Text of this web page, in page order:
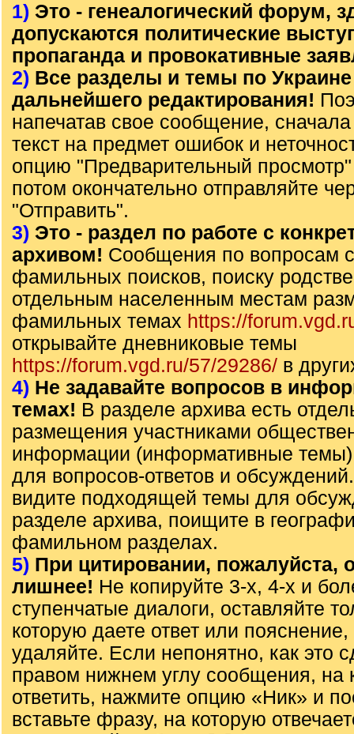
1) Это - генеалогический форум,
допускаются политические
пропаганда и провокативные
2) Все разделы и темы по
дальнейшего редактирования!
напечатав свое сообщение, сначала
текст на предмет ошибок и
опцию "Предварительный просмотр"
потом окончательно отправляйте
"Отправить".
3) Это - раздел по работе с
архивом! Сообщения по вопросам
фамильных поисков, поиску
отдельным населенным местам
фамильных темах https://
открывайте дневниковые темы
https://forum.vgd.ru/57/29286/ в
4) Не задавайте вопросов в
темах! В разделе архива есть
размещения участниками
информации (информативные
для вопросов-ответов и
видите подходящей темы для
разделе архива, поищите в
фамильном разделах.
5) При цитировании, пожалуйста,
лишнее! Не копируйте 3-х, 4-х и
ступенчатые диалоги, оставляйте
которую даете ответ или
удаляйте. Если непонятно, как это
правом нижнем углу сообщения, на
ответить, нажмите опцию «Ник» и
вставьте фразу, на которую